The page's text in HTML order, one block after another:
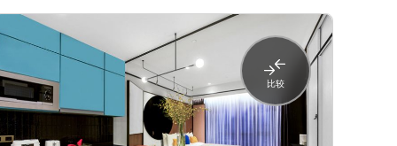
比较